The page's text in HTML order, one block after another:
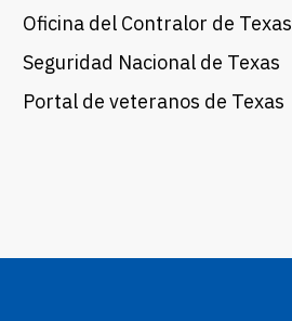
Oficina del Contralor de Texas
Seguridad Nacional de Texas
Portal de veteranos de Texas